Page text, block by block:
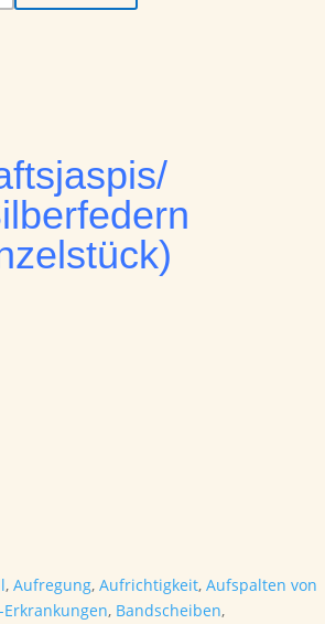
,Aufregung,Aufrichtigkeit,Aufspalten von
, Bandscheiben,